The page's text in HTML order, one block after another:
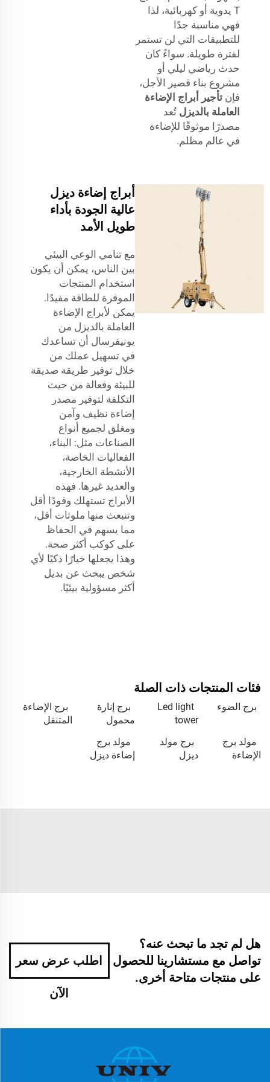
T يدوية أو كهربائية، لذا
فهي مناسبة جدًا
للتطبيقات التي لن تستمر
لفترة طويلة. سواءً كان
حدث رياضي ليلي أو
مشروع بناء قصير الأجل،
فإن تأجير أبراج الإضاءة
العاملة بالديزل تُعد
مصدرًا موثوقًا للإضاءة
في عالم مظلم.
أبراج إضاءة ديزل
عالية الجودة بأداء
طويل الأمد
مع تنامي الوعي البيئي
بين الناس، يمكن أن يكون
استخدام المنتجات
الموفرة للطاقة مفيدًا.
يمكن لأبراج الإضاءة
العاملة بالديزل من
يونيفرسال أن تساعدك
في تسهيل عملك من
خلال توفير طريقة صديقة
للبيئة وفعالة من حيث
التكلفة لتوفير مصدر
إضاءة نظيف وآمن
ومغلق لجميع أنواع
الصناعات مثل: البناء،
الفعاليات الخاصة،
الأنشطة الخارجية،
والعديد غيرها. فهذه
الأبراج تستهلك وقودًا أقل
وتنبعث منها ملوثات أقل،
مما يسهم في الحفاظ
على كوكب أكثر صحة.
وهذا يجعلها خيارًا ذكيًا لأي
شخص يبحث عن بديل
أكثر مسؤولية بيئيًا.
فئات المنتجات ذات الصلة
برج الضوء
Led light
tower
برج إنارة
محمول
برج الإضاءة
المتنقل
مولد برج
الإضاءة
برج مولد
ديزل
مولد برج
إضاءة ديزل
هل لم تجد ما تبحث عنه؟
تواصل مع مستشارينا للحصول
على منتجات متاحة أخرى.
اطلب عرض سعر
الآن